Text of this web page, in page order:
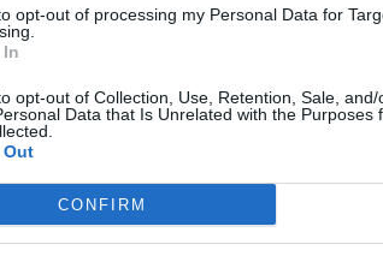
opt-out of processing my Personal Data for
opt-out of Collection, Use, Retention, Sale, and/
Data that Is Unrelated with the Purposes
CONFIRM
Σε Προσωπικότητες
Διάκριση στο Μανιατάκειον
Αμερικής και Καναδά